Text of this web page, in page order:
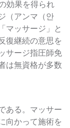
効果を得られ
（アンマ（안
マッサージ」と
復継続の意思を
サージ指圧師免
は無資格が多数
ある。マッサー
向かって施術を